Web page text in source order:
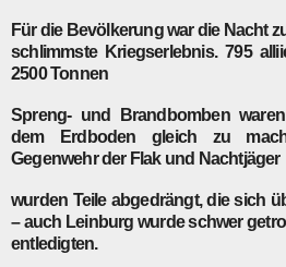
Für die Bevölkerung war die Nacht
schlimmste Kriegserlebnis. 795
2500 Tonnen
Spreng- und Brandbomben
dem Erdboden gleich zu
Gegenwehr der Flak und Nachtjäger
wurden Teile abgedrängt, die sich
– auch Leinburg wurde schwer
entledigten.